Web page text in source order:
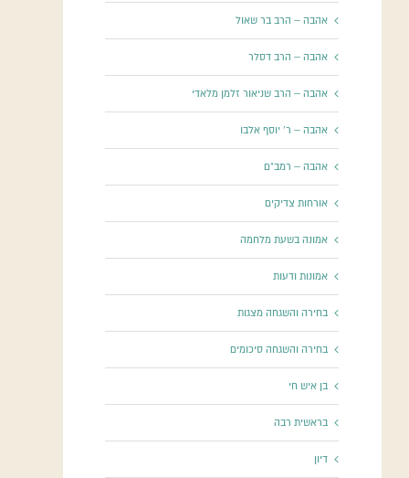
אהבה – הרב בר שאול
אהבה – הרב דסלר
אהבה – הרב שניאור זלמן מלאדי
אהבה – ר' יוסף אלבו
אהבה – רמב"ם
אורחות צדיקים
אמונה בשעת מלחמה
אמונות ודעות
בחירה והשגחה מצגות
בחירה והשגחה סיכומים
בן איש חי
בראשית רבה
דיון